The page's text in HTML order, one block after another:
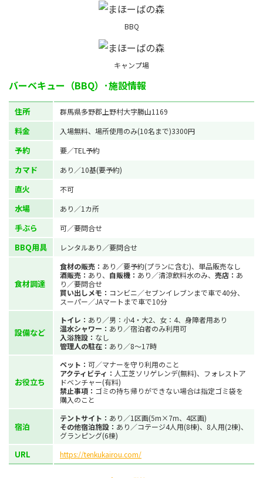
BBQ
キャンプ場
バーベキュー（BBQ）･施設情報
住所 群馬県多野郡上野村大字勝山1169
料金 入場無料、場所使用のみ(10名まで)3300円
予約 要／TEL予約
カマド あり／10基(要予約)
直火 不可
水場 あり／1カ所
手ぶら 可／要問合せ
BBQ用具 レンタルあり／要問合せ
食材調達
食材の販売： あり／要予約(プランに含む)、単品販売なし
酒販売： あり、 自販機： あり／清涼飲料水のみ、 売店： あ
り／要問合せ
買い出しメモ： コンビニ／セブンイレブンまで車で40分、
スーパー／JAマートまで車で10分
設備など
トイレ： あり／男：小4・大2、女：4、身障者用あり
温水シャワー： あり／宿泊者のみ利用可
入浴施設： なし
管理人の駐在： あり／8～17時
お役立ち
ペット： 可／マナーを守り利用のこと
アクティビティ： 人工芝ソリゲレンデ(無料)、フォレストア
ドベンチャー(有料)
禁止事項： ゴミの持ち帰りができない場合は指定ゴミ袋を
購入のこと
宿泊
テントサイト： あり／1区画(5m×7m、4区画)
その他宿泊施設： あり／コテージ4人用(8棟)、8人用(2棟)、
グランピング(6棟)
URL https://tenkukairou.com/